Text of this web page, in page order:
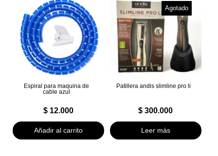
Espiral para maquina de
cable azul
$12.000
Añadir al carrito
Agotado
Patillera andis slimline pro li
$ 300.000
Leer más